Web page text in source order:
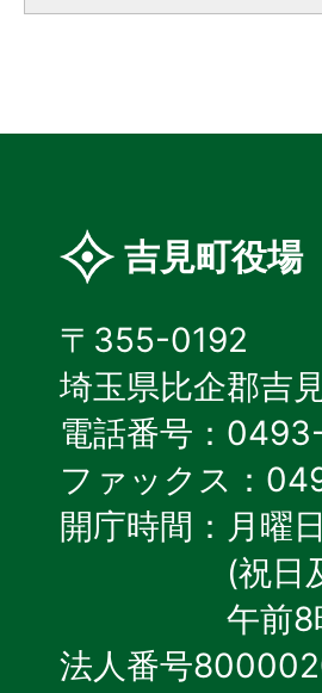
吉見町役場
〒355-0192
埼玉県比企郡吉
電話番号：
ファックス：
開庁時間：月曜
(祝日
午前
法人番号